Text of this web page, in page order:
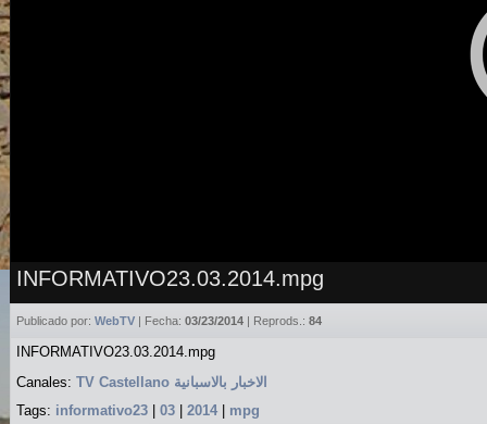
INFORMATIVO23.03.2014.mpg
Publicado por: WebTV | Fecha: 03/23/2014 | Reprods.: 84
INFORMATIVO23.03.2014.mpg
Canales:
TV Castellano الاخبار بالاسبانية
Tags: informativo23 03 2014 mpg